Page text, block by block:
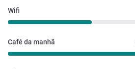
Wifi
Café da manhã